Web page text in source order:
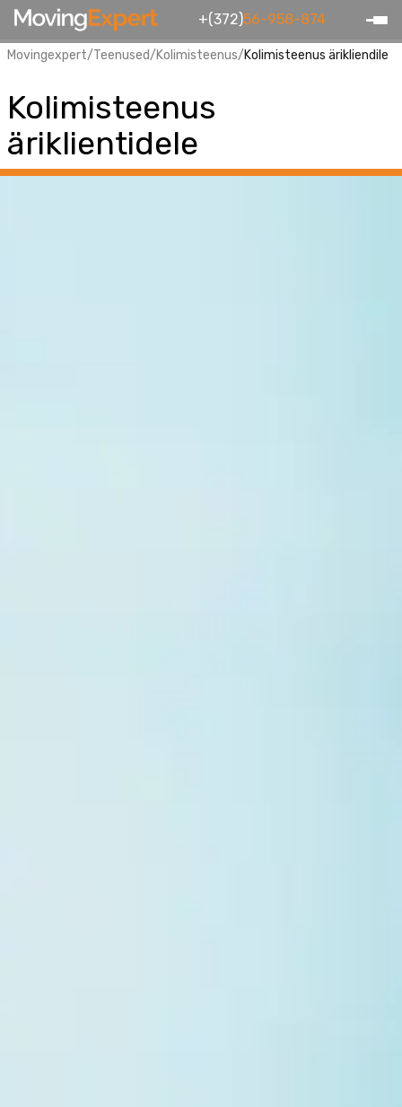
+(372)56-958-874
Movingexpert/Teenused/Kolimisteenus/Kolimisteenus ärikliendile
Kolimisteenus
äriklientidele